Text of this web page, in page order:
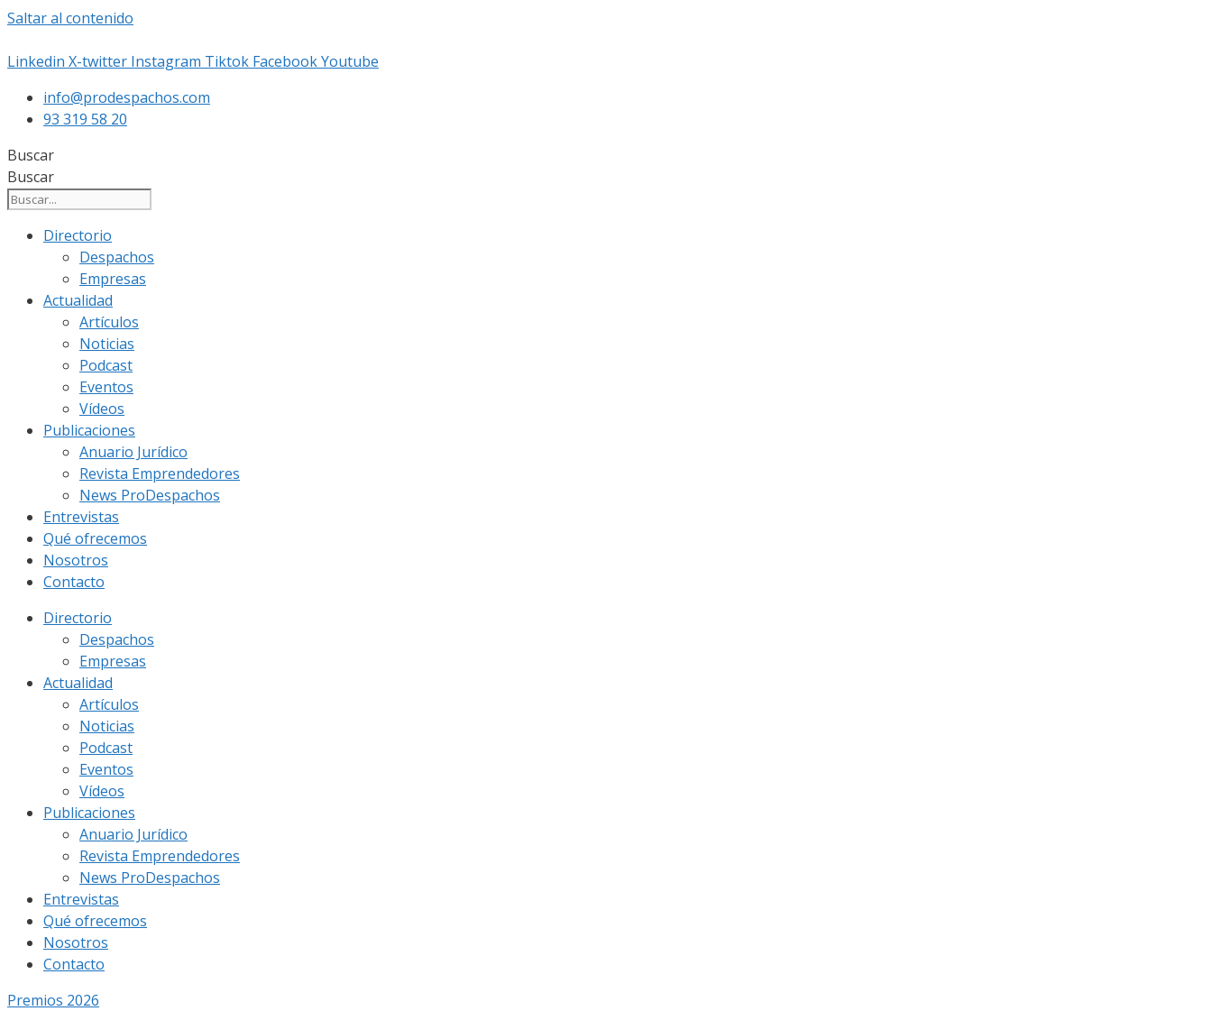
Saltar al contenido
Linkedin X-twitter Instagram Tiktok FacebookYoutube
info@prodespachos.com
93 319 58 20
Buscar
Buscar
Directorio
Despachos
Empresas
Actualidad
Artículos
Noticias
Podcast
Eventos
Vídeos
Publicaciones
Anuario Jurídico
Revista Emprendedores
News ProDespachos
Entrevistas
Qué ofrecemos
Nosotros
Contacto
Directorio
Despachos
Empresas
Actualidad
Artículos
Noticias
Podcast
Eventos
Vídeos
Publicaciones
Anuario Jurídico
Revista Emprendedores
News ProDespachos
Entrevistas
Qué ofrecemos
Nosotros
Contacto
Premios 2026